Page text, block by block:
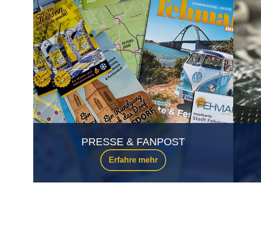
Erfahre mehr
PRESSE & FANPOST